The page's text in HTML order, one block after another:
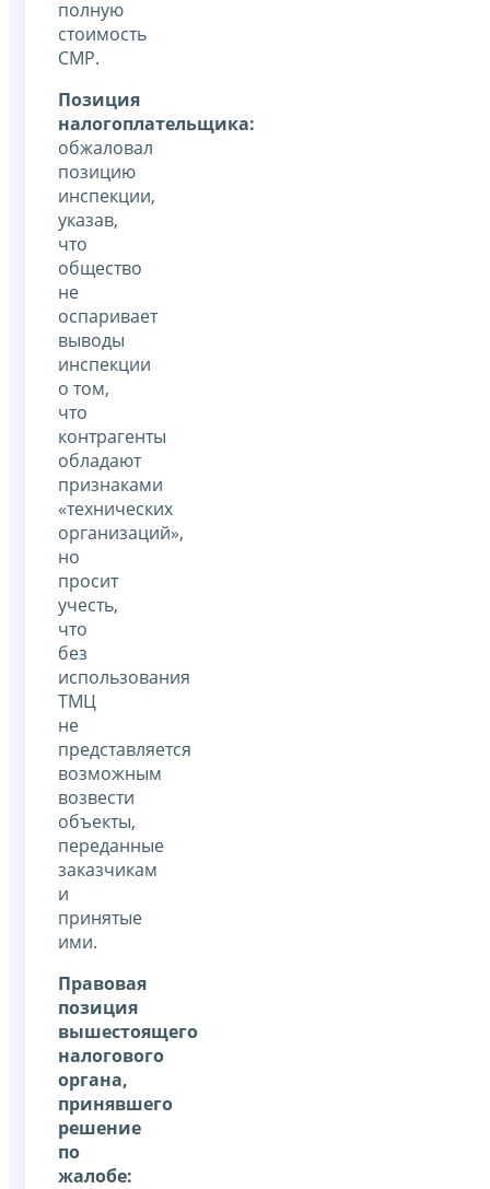
полную
стоимость
СМР.
Позиция
налогоплательщика:
обжаловал
позицию
инспекции,
указав,
что
общество
не
оспаривает
выводы
инспекции
о том,
что
контрагенты
обладают
признаками
«технических
организаций»,
но
просит
учесть,
что
без
использования
ТМЦ
не
представляется
возможным
возвести
объекты,
переданные
заказчикам
и
принятые
ими.
Правовая
позиция
вышестоящего
налогового
органа,
принявшего
решение
по
жалобе: